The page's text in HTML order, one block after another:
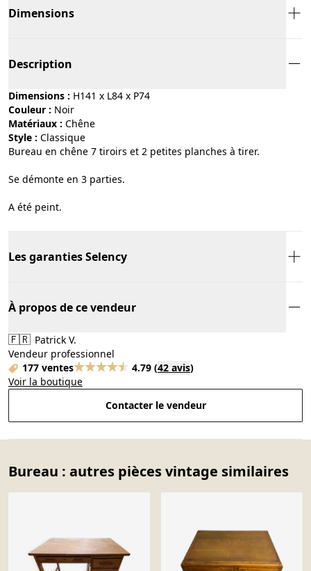
Dimensions
Description
Dimensions : H141 x L84 x P74
Couleur :
noir
Matériaux :
chêne
Style :
classique
Bureau en chêne 7 tiroirs et 2 petites planches à tirer.
Se démonte en 3 parties.
A été peint.
Les garanties Selency
À propos de ce vendeur
🇫🇷 Patrick V.
Vendeur professionnel
177 ventes
4.79 (42 avis)
Voir la boutique
Contacter le vendeur
Bureau : autres pièces vintage similaires